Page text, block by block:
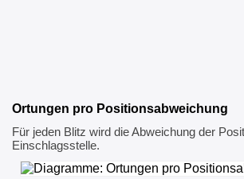
Ortungen pro Positionsabweichung
Für jeden Blitz wird die Abweichung der
Einschlagsstelle.